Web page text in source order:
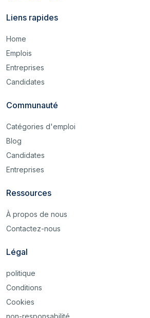
Liens rapides
Home
Emplois
Entreprises
Candidates
Communauté
Catégories d'emploi
Blog
Candidates
Entreprises
Ressources
À propos de nous
Contactez-nous
Légal
politique
Conditions
Cookies
non-responsabilité